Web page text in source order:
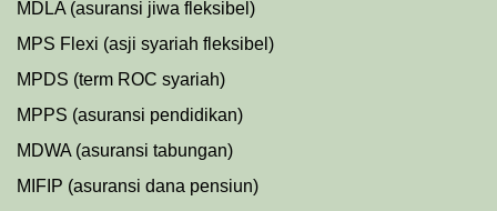
MDLA (asuransi jiwa fleksibel)
MPS Flexi (asji syariah fleksibel)
MPDS (term ROC syariah)
MPPS (asuransi pendidikan)
MDWA (asuransi tabungan)
MIFIP (asuransi dana pensiun)